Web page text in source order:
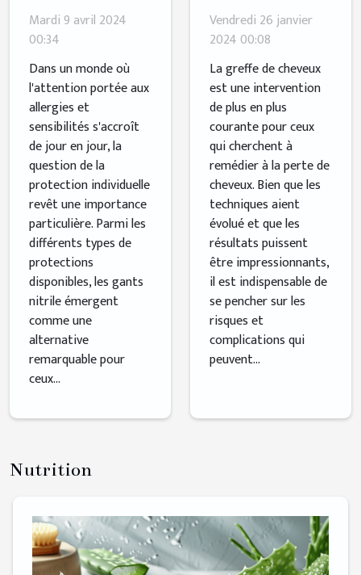
nitrile pour
les personnes
allergiques au
latex
Mardi 9 avril 2024
00:34
Dans un monde où
l'attention portée aux
allergies et
sensibilités s'accroît
de jour en jour, la
question de la
protection individuelle
revêt une importance
particulière. Parmi les
différents types de
protections
disponibles, les gants
nitrile émergent
comme une
alternative
remarquable pour
ceux...
comprendre
les risques et
les
complications
possibles
Vendredi 26 janvier
2024 00:08
La greffe de cheveux
est une intervention
de plus en plus
courante pour ceux
qui cherchent à
remédier à la perte de
cheveux. Bien que les
techniques aient
évolué et que les
résultats puissent
être impressionnants,
il est indispensable de
se pencher sur les
risques et
complications qui
peuvent...
Nutrition